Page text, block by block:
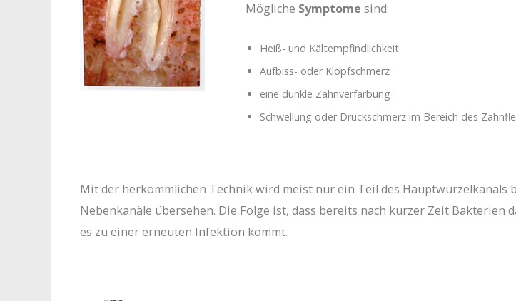
Mögliche Symptome sind:
Heiß- und Kältempfindlichkeit
Aufbiss- oder Klopfschmerz
eine dunkle Zahnverfärbung
Schwellung oder Druckschmerz im Bereich des
Mit der herkömmlichen Technik wird meist nur ein Teil des Hauptwurzelkanals
Nebenkanäle übersehen. Die Folge ist, dass bereits nach kurzer Zeit Bakterien
es zu einer erneuten Infektion kommt.